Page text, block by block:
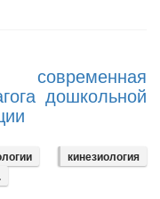
современная
дошкольной
кинезиология